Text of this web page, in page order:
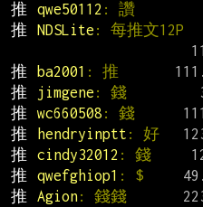
推
qwe50112 : 讚
推
NDSLite : 每推文12P
推
ba2001 : 推
推
jimgene : 錢
推
wc660508 : 錢
推
hendryinptt : 好
推
cindy32012 : 錢
推
qwefghiop1 : $
推
Agion: 錢錢